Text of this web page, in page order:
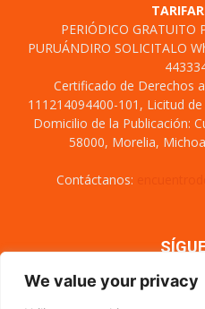
We value your privacy
PERIÓDICO GRATUITO
PURUÁNDIRO SOLICITALO
Certificado de Derechos
111214094400-101, Licitud
Domicilio de la Publicación:
58000, Morelia,
Contáctanos: